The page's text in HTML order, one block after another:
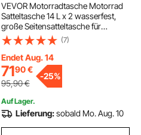
VEVOR Motorradtasche Motorrad
Satteltasche 14 L x 2 wasserfest,
große Seitensatteltasche für
Motorradgepäck,
Gepäckaufbewahrung mit unterem
Gurt, Schwarz Seitentasche
Outdoor Sport
(7)
Endet Aug. 14
7190€
95,90€
-25%
Auf Lager.
Lieferung:sobald Mo. Aug. 10